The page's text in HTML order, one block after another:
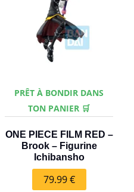
PRÊT À BONDIR DANS
TON PANIER 🛒
ONE PIECE FILM RED –
Brook – Figurine
Ichibansho
79.99€